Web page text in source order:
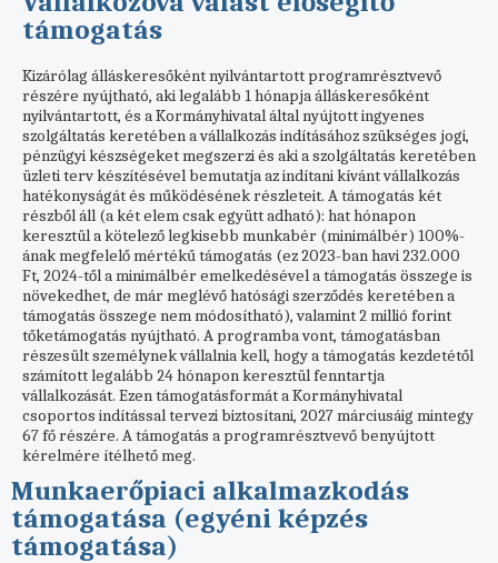
támogatás
Kizárólag álláskeresőként nyilvántartott programrésztvevő
részére nyújtható, aki legalább 1 hónapja álláskeresőként
nyilvántartott, és a Kormányhivatal által nyújtott ingyenes
szolgáltatás keretében a vállalkozás indításához szükséges jogi,
pénzügyi készségeket megszerzi és aki a szolgáltatás keretében
üzleti terv készítésével bemutatja az indítani kívánt vállalkozás
hatékonyságát és működésének részleteit. A támogatás két
részből áll (a két elem csak együtt adható): hat hónapon
keresztül a kötelező legkisebb munkabér (minimálbér) 100%-
ának megfelelő mértékű támogatás (ez 2023-ban havi 232.000
Ft, 2024-től a minimálbér emelkedésével a támogatás összege is
növekedhet, de már meglévő hatósági szerződés keretében a
támogatás összege nem módosítható), valamint 2 millió forint
tőketámogatás nyújtható. A programba vont, támogatásban
részesült személynek vállalnia kell, hogy a támogatás kezdetétől
számított legalább 24 hónapon keresztül fenntartja
vállalkozását. Ezen támogatásformát a Kormányhivatal
csoportos indítással tervezi biztosítani, 2027 márciusáig mintegy
67 fő részére. A támogatás a programrésztvevő benyújtott
kérelmére ítélhető meg.
Munkaerőpiaci alkalmazkodás
támogatása (egyéni képzés
támogatása)